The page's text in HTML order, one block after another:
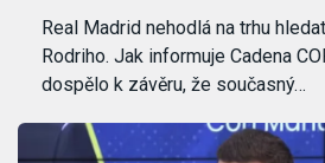
Real Madrid nehodlá na trhu
Rodriho. Jak informuje Cadena
dospělo k závěru, že současný…